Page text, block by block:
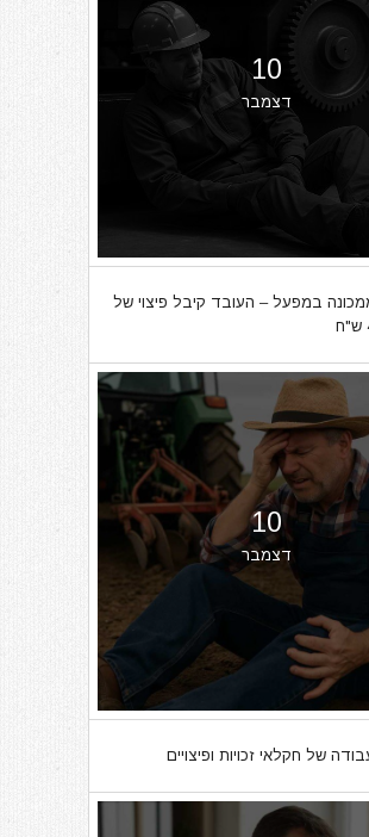
10
דצמבר
במפעל – העובד קיבל פיצוי של
10
דצמבר
של חקלאי זכויות ופיצויים